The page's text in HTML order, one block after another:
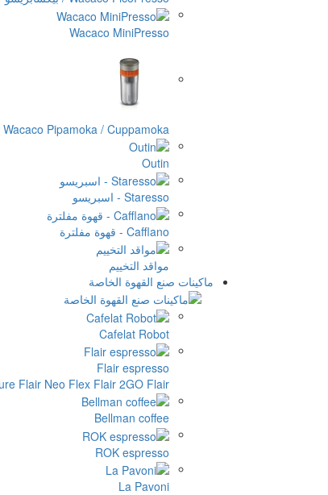
Wacaco MiniPresso
Wacaco Pipamoka / Cuppamoka
Outin
Staresso - اسبريسو
Cafflano - قهوة مفلترة
مواقد التخييم
ماكينات صنع القهوة الخاصة
Cafelat Robot
Flair espresso
Flair Neo Flex Flair 2GO Flair الملحقات
Bellman coffee
ROK espresso
La Pavoni